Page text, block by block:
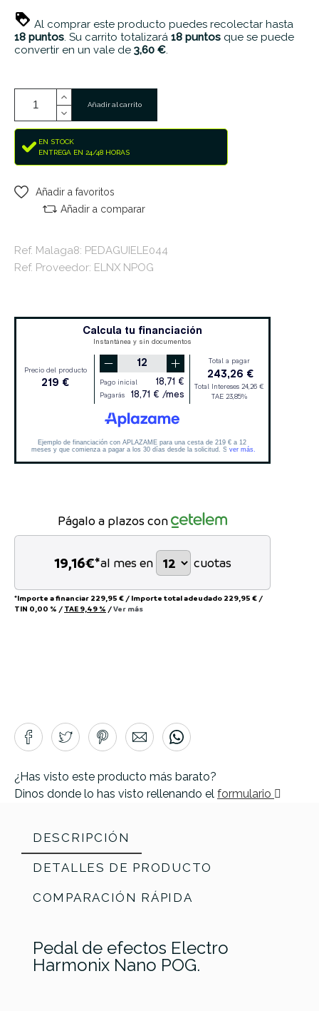
Al comprar este producto puedes recolectar hasta
18 puntos. Su carrito totalizará 18 puntos que se puede
convertir en un vale de 3,60 €.
Añadir al carrito
EN STOCK
ENTREGA EN 24/48 HORAS
Añadir a favoritos
Añadir a comparar
Ref. Malaga8: PEDAGUIELE044
Ref. Proveedor: ELNX NPOG
Págalo a plazos con
19,16€*al mes en cuotas
*Importe a financiar 229,95 € / Importe total adeudado 229,95 € /
TIN 0,00 % / TAE 9,49 % /Ver más
¿Has visto este producto más barato?
Dinos donde lo has visto rellenando el formulario
DESCRIPCIÓN
DETALLES DE PRODUCTO
COMPARACIÓN RÁPIDA
Pedal de efectos Electro
Harmonix Nano POG.